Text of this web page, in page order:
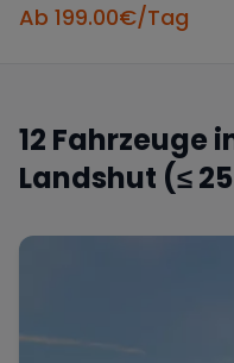
Mercedes
Ab 199.00€/Tag
12 Fahrzeuge
Landshut (≤